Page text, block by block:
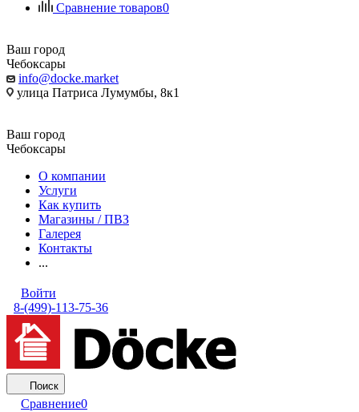
Сравнение товаров0
Ваш город
Чебоксары
info@docke.market
улица Патриса Лумумбы, 8к1
Ваш город
Чебоксары
О компании
Услуги
Как купить
Магазины / ПВЗ
Галерея
Контакты
...
Войти
8-(499)-113-75-36
Поиск
Сравнение0